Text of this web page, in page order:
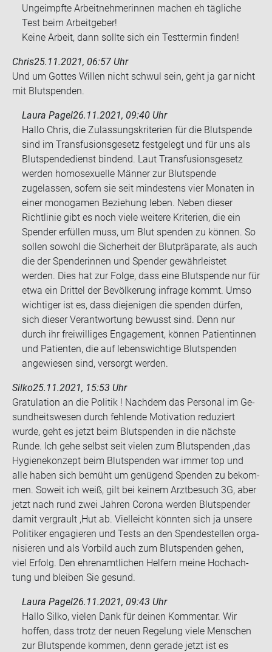
Un­ge­impf­te Ar­beit­neh­me­rin­nen ma­chen eh täg­li­che
Test beim Ar­beit­ge­ber!
Keine Ar­beit, dann soll­te sich ein Test­ter­min fin­den!
Chris25.11.2021, 06:57 Uhr
Und um Got­tes Wil­len nicht schwul sein, geht ja gar nicht
mit Blut­spen­den.
Laura Pagel26.11.2021, 09:40 Uhr
Hallo Chris, die Zulassungskriterien für die Blutspende
sind im Transfusionsgesetz festgelegt und für uns als
Blutspendedienst bindend. Laut Transfusionsgesetz
werden homosexuelle Männer zur Blutspende
zugelassen, sofern sie seit mindestens vier Monaten in
einer monogamen Beziehung leben. Neben dieser
Richtlinie gibt es noch viele weitere Kriterien, die ein
Spender erfüllen muss, um Blut spenden zu können. So
sollen sowohl die Sicherheit der Blutpräparate, als auch
die der Spenderinnen und Spender gewährleistet
werden. Dies hat zur Folge, dass eine Blutspende nur für
etwa ein Drittel der Bevölkerung infrage kommt. Umso
wichtiger ist es, dass diejenigen die spenden dürfen,
sich dieser Verantwortung bewusst sind. Denn nur
durch ihr freiwilliges Engagement, können Patientinnen
und Patienten, die auf lebenswichtige Blutspenden
angewiesen sind, versorgt werden.
Silko25.11.2021, 15:53 Uhr
Gra­tu­la­ti­on an die Po­li­tik ! Nach­dem das Per­so­nal im Ge­
sund­heits­we­sen durch feh­len­de Mo­ti­va­ti­on re­du­ziert
wurde, geht es jetzt beim Blut­spen­den in die nächs­te
Runde. Ich gehe selbst seit vie­len zum Blut­spen­den ,das
Hy­gie­nekon­zept beim Blut­spen­den war immer top und
alle haben sich be­müht um ge­nü­gend Spen­den zu be­kom­
men. So­weit ich weiß, gilt bei kei­nem Arzt­be­such 3G, aber
jetzt nach rund zwei Jah­ren Co­ro­na wer­den Blut­spen­der
damit ver­grault ,Hut ab. Viel­leicht könn­ten sich ja un­se­re
Po­li­ti­ker en­ga­gie­ren und Tests an den Spen­de­stel­len or­ga­
ni­sie­ren und als Vor­bild auch zum Blut­spen­den gehen,
viel Er­folg. Den eh­ren­amt­li­chen Hel­fern meine Hoch­ach­
tung und blei­ben Sie ge­sund.
Laura Pagel26.11.2021, 09:43 Uhr
Hallo Silko, vielen Dank für deinen Kommentar. Wir
hoffen, dass trotz der neuen Regelung viele Menschen
zur Blutspende kommen, denn gerade jetzt ist es